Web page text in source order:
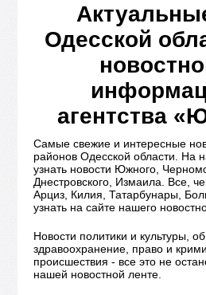
Одесской
агентства
Самые свежие и интересные
районов Одесской области. На
узнать новости Южного,
Днестровского, Измаила. Все,
Арциз, Килия, Татарбунары,
узнать на сайте нашего
Новости политики и культуры,
здравоохранение, право и
происшествия - все это не
нашей новостной ленте.